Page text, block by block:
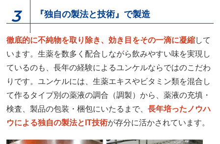
3 『独自の製法と技術』で製造
徹底的に不純物を取り除き、効き目をその一滴に凝縮して
います。生薬を数多く配合しながら飲みやすい味を実現し
ているのも、長年の経験によるユンケルならではのこだわ
りです。ユンケルには、生薬エキスやビタミン類を混合し
て作るタイプ別の薬液の調合（調製）から、薬液の充填・
検査、製品の包装・梱包にいたるまで、長年培ったノウハ
ウによる独自の製法とIT技術が存分に活かされています。